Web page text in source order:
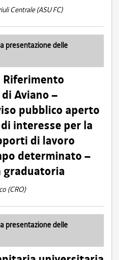
Centrale (ASU FC)
presentazione delle
Riferimento
Aviano –
pubblico aperto
interesse per la
di lavoro
determinato –
graduatoria
(CRO)
presentazione delle